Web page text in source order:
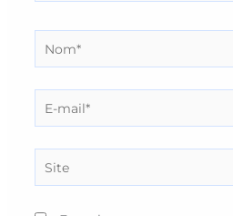
Nom*
E-
mail*
Site